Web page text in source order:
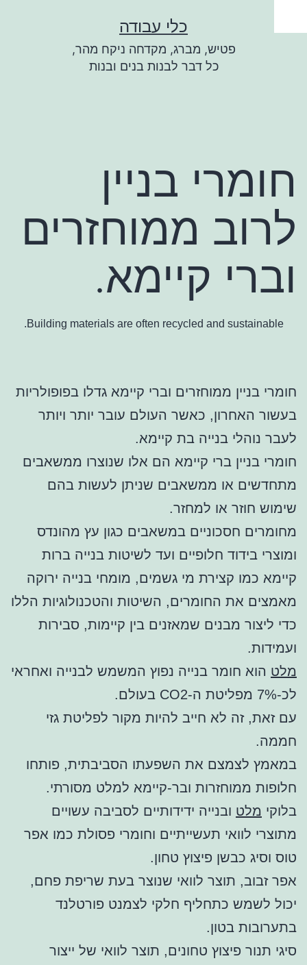
לתוכן
כלי עבודה
פטיש, מברג, מקדחה ניקח מהר,
כל דבר לבנות בנים ובנות
חומרי בניין
לרוב ממוחזרים
וברי קיימא.
Building materials are often recycled and sustainable.
חומרי בניין ממוחזרים וברי קיימא גדלו בפופולריות
בעשור האחרון, כאשר העולם עובר יותר ויותר
לעבר נוהלי בנייה בת קיימא.
חומרי בניין ברי קיימא הם אלו שנוצרו ממשאבים
מתחדשים או ממשאבים שניתן לעשות בהם
שימוש חוזר או למחזר.
מחומרים חסכוניים במשאבים כגון עץ מהונדס
ומוצרי בידוד חלופיים ועד לשיטות בנייה ברות
קיימא כמו קצירת מי גשמים, מומחי בנייה ירוקה
מאמצים את החומרים, השיטות והטכנולוגיות הללו
כדי ליצור מבנים שמאזנים בין קיימות, סבירות
ועמידות.
מלט הוא חומר בנייה נפוץ המשמש לבנייה ואחראי
לכ-7% מפליטת ה-CO2 בעולם.
עם זאת, זה לא חייב להיות מקור לפליטת גזי
חממה.
במאמץ לצמצם את השפעתו הסביבתית, פותחו
חלופות ממוחזרות ובר-קיימא למלט מסורתי.
בלוקי מלט ובנייה ידידותיים לסביבה עשויים
מתוצרי לוואי תעשייתיים וחומרי פסולת כמו אפר
טוס וסיג כבשן פיצוץ טחון.
אפר זבוב, תוצר לוואי שנוצר בעת שריפת פחם,
יכול לשמש כתחליף חלקי לצמנט פורטלנד
בתערובות בטון.
סיגי תנור פיצוץ טחונים, תוצר לוואי של ייצור